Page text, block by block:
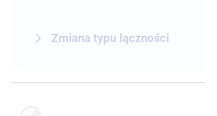
Zmiana typu łączności